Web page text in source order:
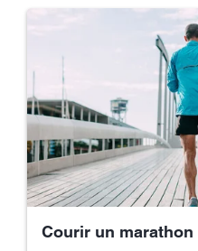
Courir un